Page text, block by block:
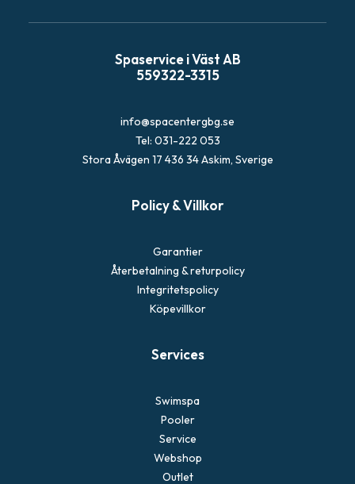
o
Spaservice i Väst AB
559322-3315
info@spacentergbg.se
Tel: 031-222 053
Stora Åvägen 17 436 34 Askim, Sverige
Policy & Villkor
Garantier
Återbetalning & returpolicy
Integritetspolicy
Köpevillkor
Services
Swimspa
Pooler
Service
Webshop
Outlet